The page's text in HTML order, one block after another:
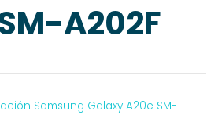
A202F
Samsung Galaxy A20e SM-